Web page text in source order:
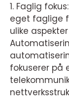
1. Faglig
eget faglige
ulike
fokuserer på